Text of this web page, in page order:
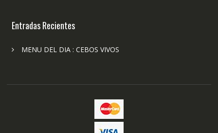
Entradas Recientes
MENU DEL DIA : CEBOS VIVOS